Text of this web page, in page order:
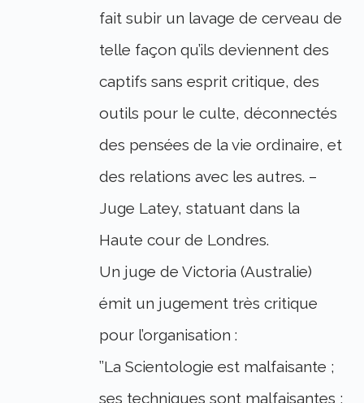
fait subir un lavage de cerveau de
telle façon qu’ils deviennent des
captifs sans esprit critique, des
outils pour le culte, déconnectés
des pensées de la vie ordinaire, et
des relations avec les autres. –
Juge Latey, statuant dans la
Haute cour de Londres.
Un juge de Victoria (Australie)
émit un jugement très critique
pour l’organisation :
’’La Scientologie est malfaisante ;
ses techniques sont malfaisantes ;